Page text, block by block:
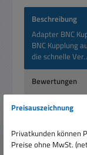
Beschreibung
Adapter BNC
BNC Kupplung
die schnelle
Bewertungen
Preisauszeichnung
Privatkunden können
Preise ohne MwSt.